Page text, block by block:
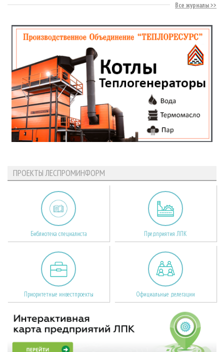
Все журналы
ПРОЕКТЫ ЛЕСПРОМИНФОРМ
Библиотека специалиста Предприятия ЛПК
Приоритетные инвестпроекты Официальные делегации